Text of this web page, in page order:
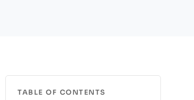
TABLE OF CONTENTS